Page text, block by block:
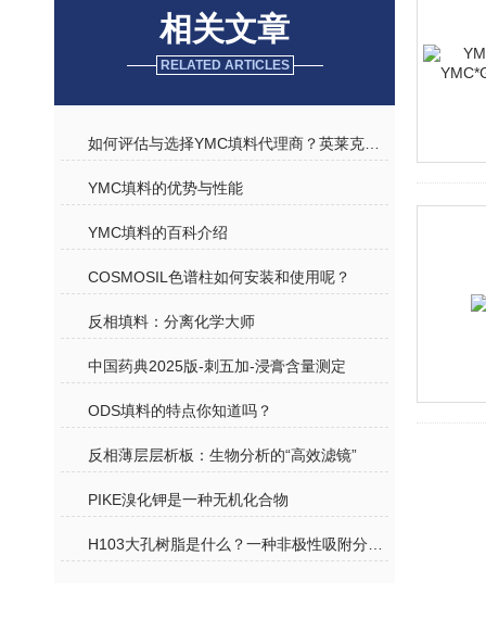
相关文章
RELATED ARTICLES
YMC填料的优势与性能
YMC填料的百科介绍
COSMOSIL色谱柱如何安装和使用呢？
反相填料：分离化学大师
中国药典2025版-刺五加-浸膏含量测定
ODS填料的特点你知道吗？
反相薄层层析板：生物分析的“高效滤镜”
PIKE溴化钾是一种无机化合物